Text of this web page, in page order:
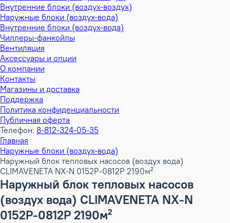
Внутренние блоки (воздух-воздух)
Наружные блоки (воздух-вода)
Внутренние блоки (воздух-вода)
Чиллеры-фанкойлы
Вентиляция
Аксессуары и опции
О компании
Контакты
Магазины и доставка
Поддержка
Политика конфиденциальности
Публичная оферта
Телефон: 8-812-324-05-35
Главная
Наружные блоки (воздух-вода)
Наружный блок тепловых насосов (воздух вода)
CLIMAVENETA NX-N 0152P-0812P 2190м²
Наружный блок тепловых насосов
(воздух вода) CLIMAVENETA NX-N
0152P-0812P 2190м²